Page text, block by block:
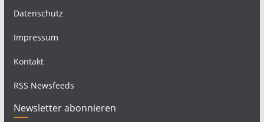
Datenschutz
Impressum
Kontakt
RSS Newsfeeds
Newsletter abonnieren